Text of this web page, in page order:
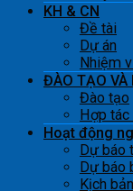
KH & CN
Đề tài
Dự án
Nhiệm
ĐÀO TẠO VÀ
Đào tạo
Hợp
Hoạt động
Dự báo
Dự báo
Kịch